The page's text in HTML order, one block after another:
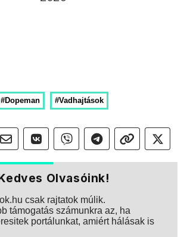
#Dopeman #Vadhajtások
Olvasóink!
csak rajtatok múlik.
támogatás számunkra az, ha
portálunkat, amiért hálásak is